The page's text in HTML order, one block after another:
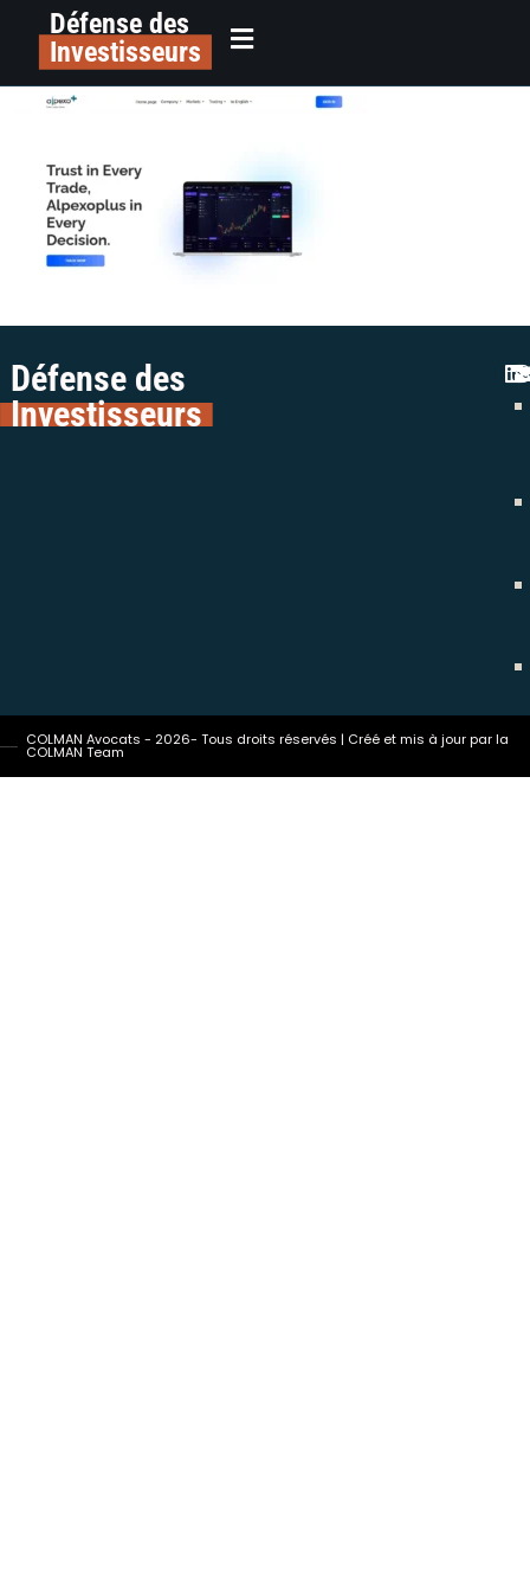
principalDéfense des
Investisseurs
alerte arnaque trading colman
avocats liste noire AMF
Défense des
Investisseurs
COLMAN Avocats - 2026- Tous droits réservés | Créé et mis à jour par la
COLMAN Team